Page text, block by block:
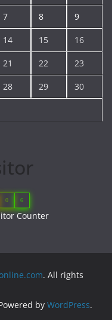
7 8 9
14 15 16
21 22 23
28 29 30
0 6
Counter
. All rights
by WordPress.